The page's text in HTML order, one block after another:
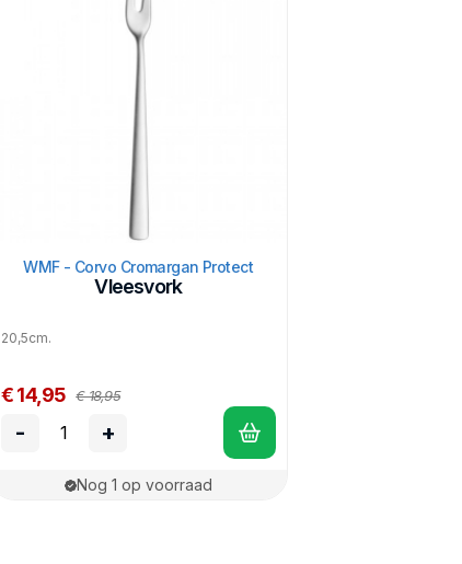
WMF - Corvo Cromargan Protect
Vleesvork
20,5cm.
€ 14,95 € 18,95
- +
Nog 1 op voorraad